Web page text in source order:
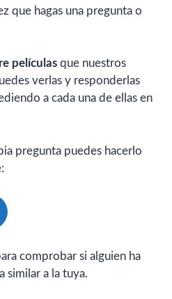
que hagas una pregunta o
películas que nuestros
verlas y responderlas
a cada una de ellas en
pregunta puedes hacerlo
comprobar si alguien ha
similar a la tuya.